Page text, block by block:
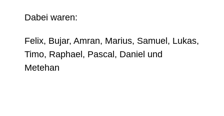
Dabei waren:
Felix, Bujar, Amran, Marius, Samuel, Lukas,
Timo, Raphael, Pascal, Daniel und
Metehan